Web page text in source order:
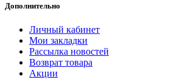
Дополнительно
Личный кабинет
Мои закладки
Рассылка новостей
Возврат товара
Акции